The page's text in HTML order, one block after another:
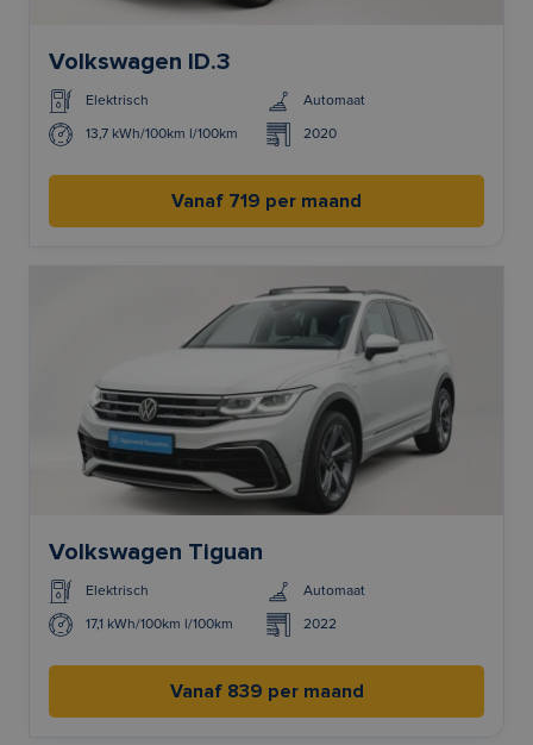
Volkswagen ID.3
Elektrisch Automaat
13,7 kWh/100km l/100km 2020
Vanaf 719 per maand
Volkswagen Tiguan
Elektrisch Automaat
17,1 kWh/100km l/100km 2022
Vanaf 839 per maand